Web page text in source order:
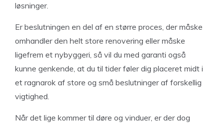
løsninger.
Er beslutningen en del af en større proces, der måske
omhandler den helt store renovering eller måske
ligefrem et nybyggeri, så vil du med garanti også
kunne genkende, at du til tider føler dig placeret midt i
et ragnarok af store og små beslutninger af forskellig
vigtighed.
Når det lige kommer til døre og vinduer, er der dog